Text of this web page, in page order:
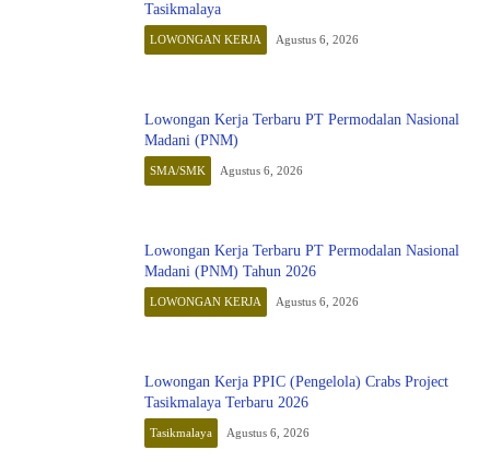
Tasikmalaya
LOWONGAN KERJA Agustus 6, 2026
Lowongan Kerja Terbaru PT Permodalan Nasional
Madani (PNM)
SMA/SMK Agustus 6, 2026
Lowongan Kerja Terbaru PT Permodalan Nasional
Madani (PNM) Tahun 2026
LOWONGAN KERJA Agustus 6, 2026
Lowongan Kerja PPIC (Pengelola) Crabs Project
Tasikmalaya Terbaru 2026
Tasikmalaya Agustus 6, 2026